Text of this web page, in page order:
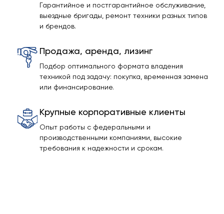
Гарантийное и постгарантийное обслуживание,
выездные бригады, ремонт техники разных типов
и брендов.
Продажа, аренда, лизинг
Подбор оптимального формата владения
техникой под задачу: покупка, временная замена
или финансирование.
Крупные корпоративные клиенты
Опыт работы с федеральными и
производственными компаниями, высокие
требования к надежности и срокам.